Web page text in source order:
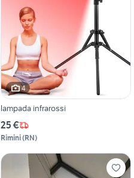
4
lampada infrarossi
25 €
Rimini(RN)